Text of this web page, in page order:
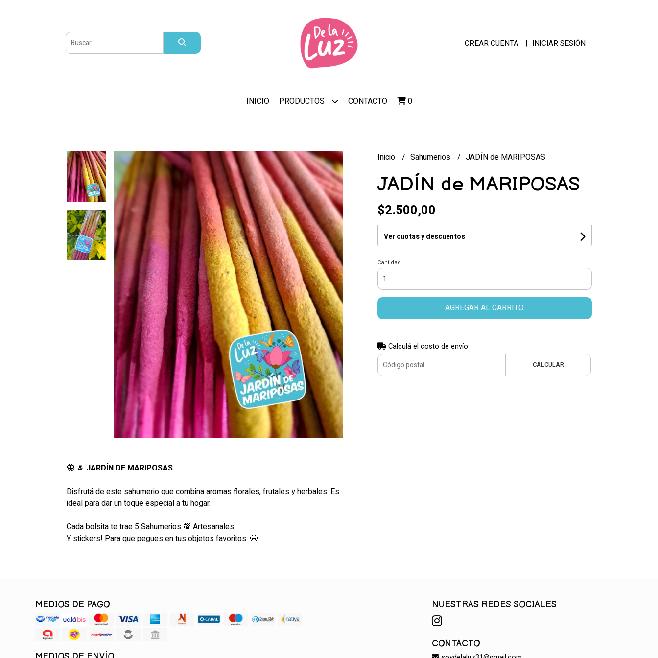
CREAR CUENTA INICIAR SESIÓN
INICIO PRODUCTOS CONTACTO 0
🦋 🌷 JARDÍN DE MARIPOSAS
Disfrutá de este sahumerio que combina aromas florales, frutales y herbales. Es
ideal para dar un toque especial a tu hogar.
Cada bolsita te trae 5 Sahumerios 💯 Artesanales
Y stickers! Para que pegues en tus objetos favoritos. 🤩
Inicio Sahumerios JADÍN de MARIPOSAS
JADÍN de MARIPOSAS
$2.500,00
Ver cuotas y descuentos
Cantidad
AGREGAR AL CARRITO
Calculá el costo de envío
CALCULAR
MEDIOS DE PAGO NUESTRAS REDES SOCIALES
CONTACTO